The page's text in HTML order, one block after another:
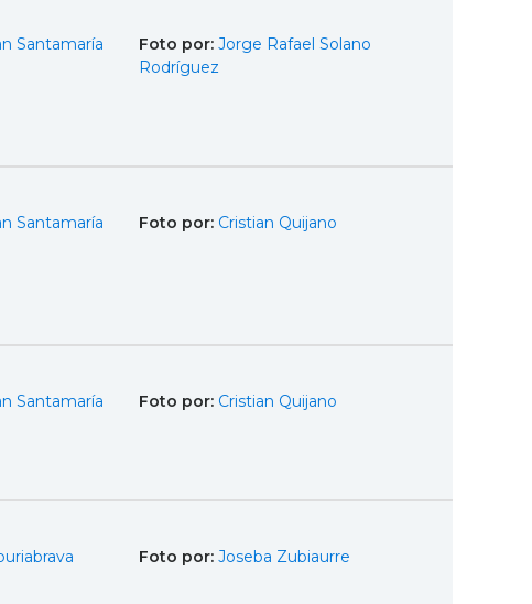
Santamaría
Foto por: Jorge Rafael Solano
Rodríguez
Santamaría
Foto por: Cristian Quijano
Santamaría
Foto por: Cristian Quijano
Foto por: Joseba Zubiaurre